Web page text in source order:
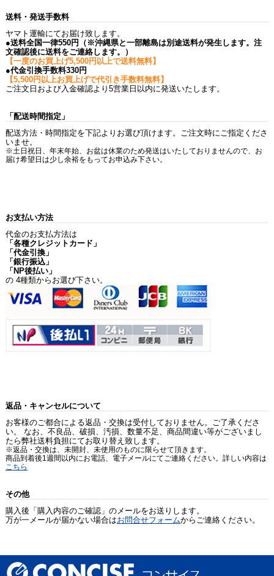
送料・発送手数料
ヤマト運輸にてお届け致します。
●送料全国一律550円（※沖縄県と一部離島は別途送料が発生します。注
文確認後に送料をご連絡します。）
【一度のお買上げ5,500円以上で送料無料】
●代金引換手数料330円
【5,500円以上お買上げで代引き手数料無料】
ご注文日および入金確認より5営業日以内に発送いたします。
「配送時間指定」
配送方法・時間指定を下記よりお選び頂けます。ご注文時にご指定くださ
いませ。
※土日祝日、年末年始、お盆は休業のため発送はいたしておりませんので、お
届け希望日は少し余裕をもってお申込み下さい。
お支払い方法
代金のお支払方法は
「各種クレジットカード」
「代金引換」
「銀行振込」
「NP後払い」
の 4種類からお選び下さい。
返品・キャンセルについて
お客様のご都合による返品・交換は受付しておりません。ご了承くださ
い。 なお、不良品、破損、汚損、数量不足、商品間違い等がございまし
たら弊社送料負担にてお取り替え致します。
※返品・交換は、未開封、未使用のものに限らせて頂きます。
商品到着後1週間以内にお電話、電子メールにてご連絡ください。詳しい内容は
こちら
その他
購入後「購入内容のご確認」のメールをお送りします。
万が一メールが届かない場合はお問合せフォームからご連絡ください。